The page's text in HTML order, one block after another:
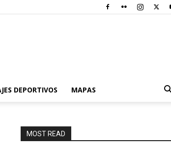
DEPORTIVOS MAPAS
MOST READ